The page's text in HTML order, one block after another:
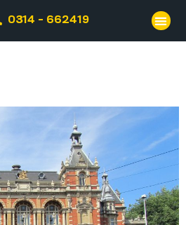
0314 - 662419